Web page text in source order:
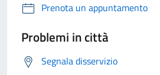
Prenota un appuntamento
Problemi in città
Segnala disservizio